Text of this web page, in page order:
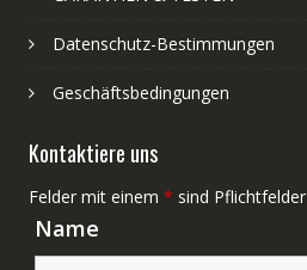
Datenschutz-Bestimmungen
Geschäftsbedingungen
Kontaktiere uns
Felder mit einem * sind Pflichtfelder
Name